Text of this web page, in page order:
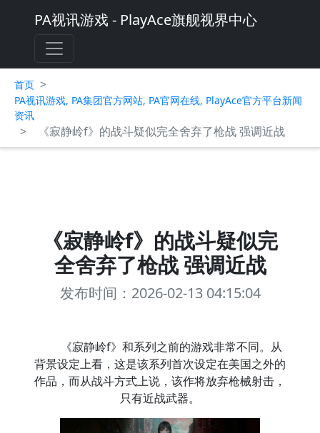
PA视讯游戏 - PlayAce旗舰视界中心
首页 >
PA视讯游戏, PA集团官方网站, PA官网在线, PlayAce官方平台新闻
资讯
> 《寂静岭f》的战斗疑似完全舍弃了枪战 强调近战
《寂静岭f》的战斗疑似完
全舍弃了枪战 强调近战
发布时间：2026-02-13 04:15:04
《寂静岭f》和系列之前的游戏非常不同。从
背景设定上看，这是该系列首次设定在美国之外的
作品，而从战斗方式上说，该作将放弃枪械射击，
只有近战武器。